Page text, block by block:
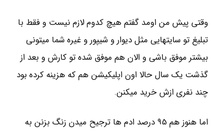
وقتی پیش من اومد گفتم هیچ کدوم لازم نیست و فقط با
تبلیغ تو سایتهایی مثل دیوار و شیپور و غیره شما میتونی
بیشتر موفق باشی و الان هم موفق شده تو کارش و بعد از
گذشت یک سال حالا اون اپلیکیشن هم که هزینه کرده بود
چند نفری ازش خرید میکنن.
اما هنوز هم 95 درصد ادم ها ترجیح میدن زنگ بزنن به